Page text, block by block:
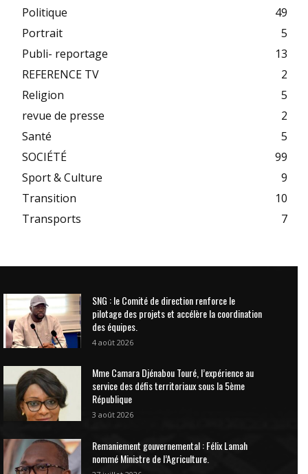
Politique
49
Portrait
5
Publi- reportage
13
REFERENCE TV
2
Religion
5
revue de presse
2
Santé
5
SOCIÉTÉ
99
Sport & Culture
9
Transition
10
Transports
7
SNG : le Comité de direction renforce le
pilotage des projets et accélère la coordination
des équipes.
4 août 2026
Mme Camara Djénabou Touré, l’expérience au
service des défis territoriaux sous la 5ème
République
3 août 2026
Remaniement gouvernemental : Félix Lamah
nommé Ministre de l’Agriculture.